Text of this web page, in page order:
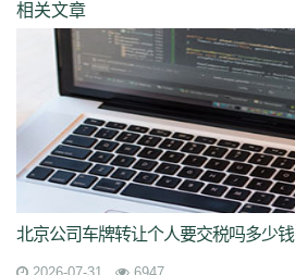
相关文章
北京公司车牌转让个人要交税吗多少钱